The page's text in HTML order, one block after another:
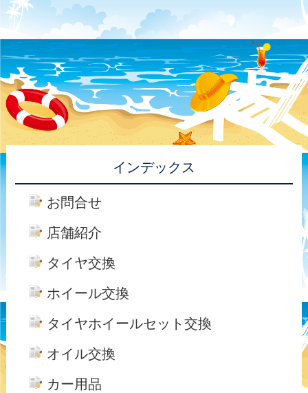
インデックス
お問合せ
店舗紹介
タイヤ交換
ホイール交換
タイヤホイールセット交換
オイル交換
カー用品